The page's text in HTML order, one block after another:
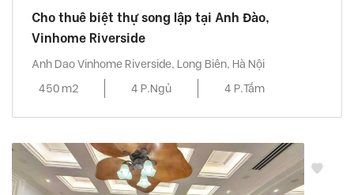
Cho thuê biệt thự song lập tại Anh Đào,
Vinhome Riverside
Anh Dao Vinhome Riverside, Long Biên, Hà Nội
450 m2
4 P.Ngủ 4 P.Tắm